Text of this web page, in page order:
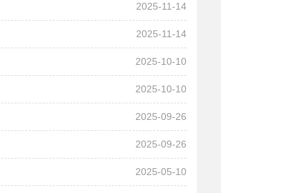
2025-11-14
2025-11-14
2025-10-10
2025-10-10
2025-09-26
2025-09-26
2025-05-10